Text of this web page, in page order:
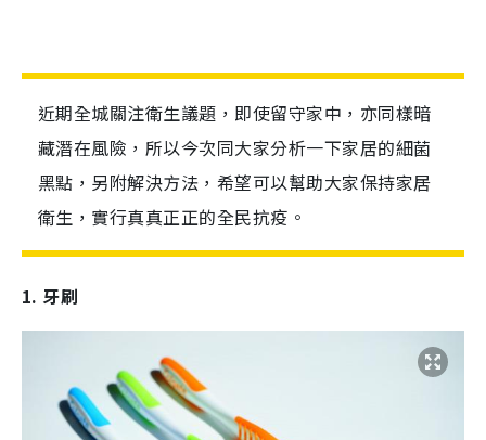
近期全城關注衛生議題，即使留守家中，亦同樣暗
藏潛在風險，所以今次同大家分析一下家居的細菌
黑點，另附解決方法，希望可以幫助大家保持家居
衛生，實行真真正正的全民抗疫。
1. 牙刷